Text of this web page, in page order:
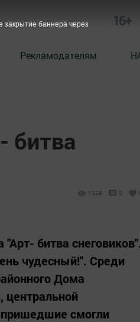
16+
Рекламодателям
битва
1329 0
битва
чудесный!". Среди
Дома
центральной
смогли
закрытие баннера через